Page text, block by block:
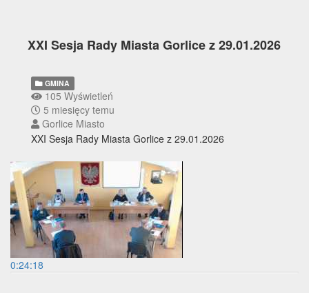
XXI Sesja Rady Miasta Gorlice z 29.01.2026
GMINA
105 Wyświetleń
5 miesięcy temu
Gorlice Miasto
XXI Sesja Rady Miasta Gorlice z 29.01.2026
0:24:18